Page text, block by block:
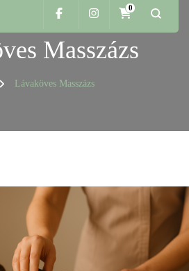
0
Masszázs
Lávaköves Masszázs